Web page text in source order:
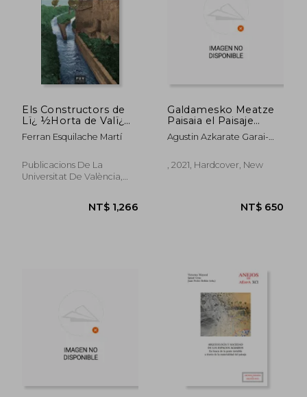
Els Constructors de
Lï¿ ½Horta de Valï¿
½Ncia (in Spanish)
Ferran Esquilache Martí
Publicacions De La
Universitat De València,
Galdamesko Meatze
Paisaia el Paisaje
Minero de Galdames
(in Spanish)
Agustin Azkarate Garai-
, 2021, Hardcover, New